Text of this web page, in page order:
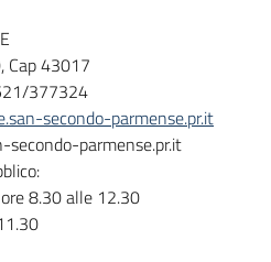
Cap 43017
377324
secondo-parmense.pr.it
secondo-parmense.pr.it
8.30 alle 12.30